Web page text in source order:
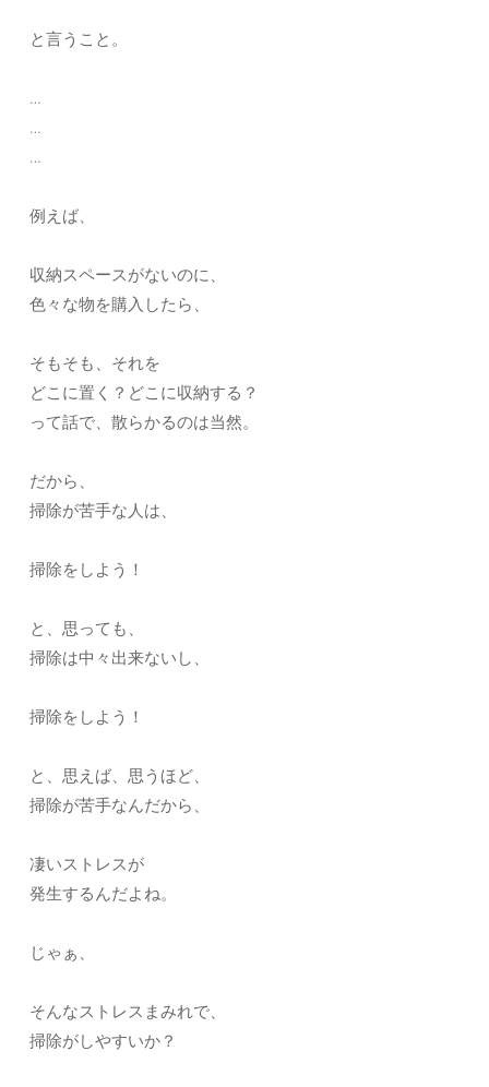
と言うこと。
…
…
…
例えば、
収納スペースがないのに、
色々な物を購入したら、
そもそも、それを
どこに置く？どこに収納する？
って話で、散らかるのは当然。
だから、
掃除が苦手な人は、
掃除をしよう！
と、思っても、
掃除は中々出来ないし、
掃除をしよう！
と、思えば、思うほど、
掃除が苦手なんだから、
凄いストレスが
発生するんだよね。
じゃぁ、
そんなストレスまみれで、
掃除がしやすいか？